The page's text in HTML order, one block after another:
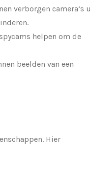
verborgen camera’s u
helpen om de
beelden van een
Hier